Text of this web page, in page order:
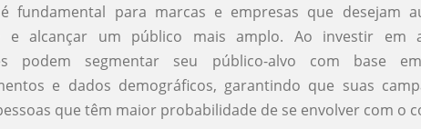
fundamental para marcas e empresas que desejam
e alcançar um público mais amplo. Ao investir em
podem segmentar seu público-alvo com base
e dados demográficos, garantindo que suas
que têm maior probabilidade de se envolver com o